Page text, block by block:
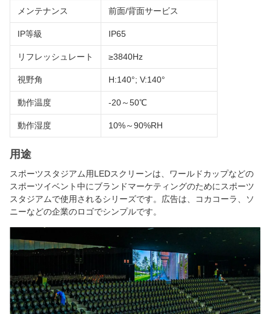
メンテナンス 前面/背面サービス
IP等級 IP65
リフレッシュレート ≥3840Hz
視野角 H:140°; V:140°
動作温度 -20～50℃
動作湿度 10%～90%RH
用途
スポーツスタジアム用LEDスクリーンは、ワールドカップなどの
スポーツイベント中にブランドマーケティングのためにスポーツ
スタジアムで使用されるシリーズです。広告は、コカコーラ、ソ
ニーなどの企業のロゴでシンプルです。